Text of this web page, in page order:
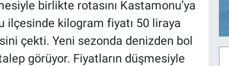
birlikte rotasını Kastamonu’ya
ilçesinde kilogram fiyatı 50 liraya
çekti. Yeni sezonda denizden bol
görüyor. Fiyatların düşmesiyle